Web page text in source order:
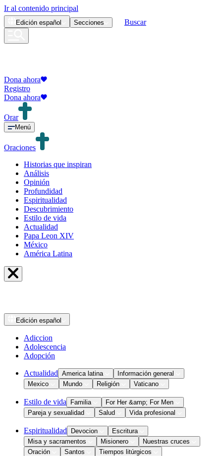
Ir al contenido principal
Edición español Secciones Buscar
Dona ahora
Registro
Dona ahora
Orar
Menú
Oraciones
Historias que inspiran
Análisis
Opinión
Profundidad
Espiritualidad
Descubrimiento
Estilo de vida
Actualidad
Papa Leon XIV
México
América Latina
Edición español
Adiccion
Adolescencia
Adopción
Actualidad America latina
Información general
Mexico
Mundo Religión Vaticano
Estilo de vida Familia
For Her &amp; For Men
Pareja y sexualidad
Salud Vida profesional
Espiritualidad Devocion
Escritura
Misa y sacramentos
Misionero
Nuestras cruces
Oración
Santos
Tiempos litúrgicos